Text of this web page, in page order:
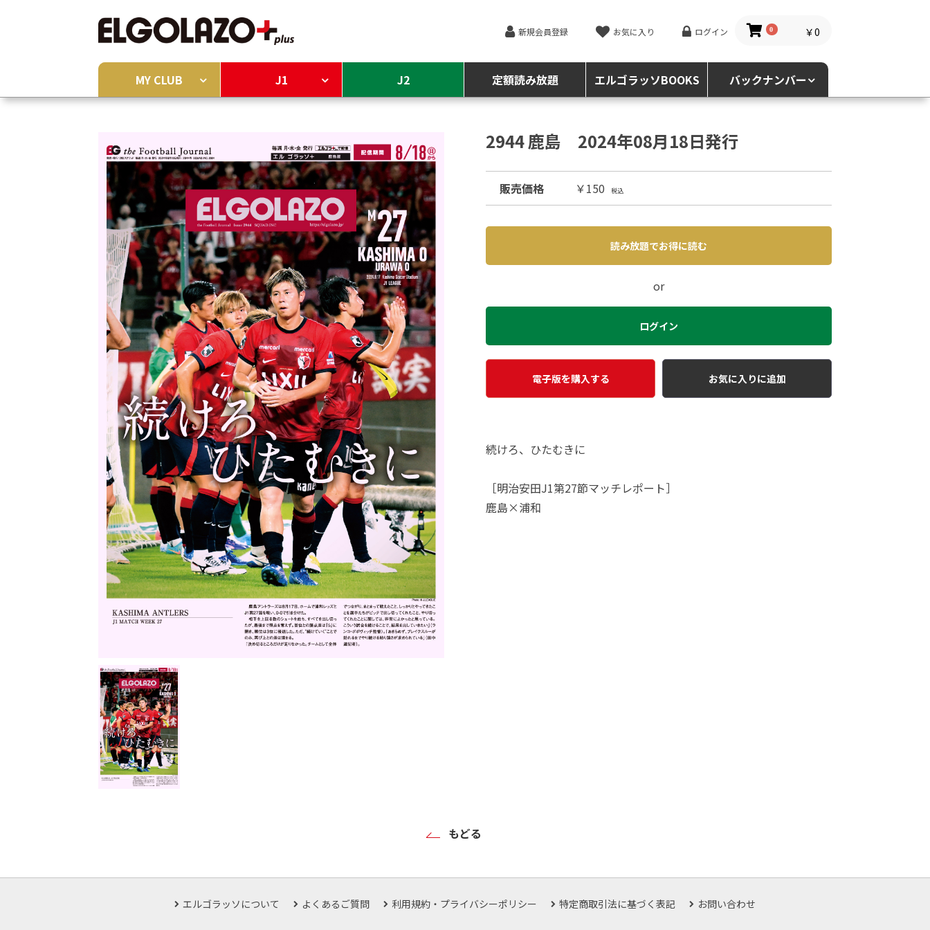
新規会員登録 お気に入り ログイン 0 ￥0
MY CLUB J1 J2 定額読み放題 エルゴラッソBOOKS バックナンバー
2944 鹿島 2024年08月18日発行
販売価格 ￥150 税込
読み放題でお得に読む
or
ログイン
電子版を購入する お気に入りに追加
続けろ、ひたむきに
［明治安田J1第27節マッチレポート］
鹿島×浦和
もどる
エルゴラッソについて よくあるご質問 利用規約・プライバシーポリシー 特定商取引法に基づく表記 お問い合わせ